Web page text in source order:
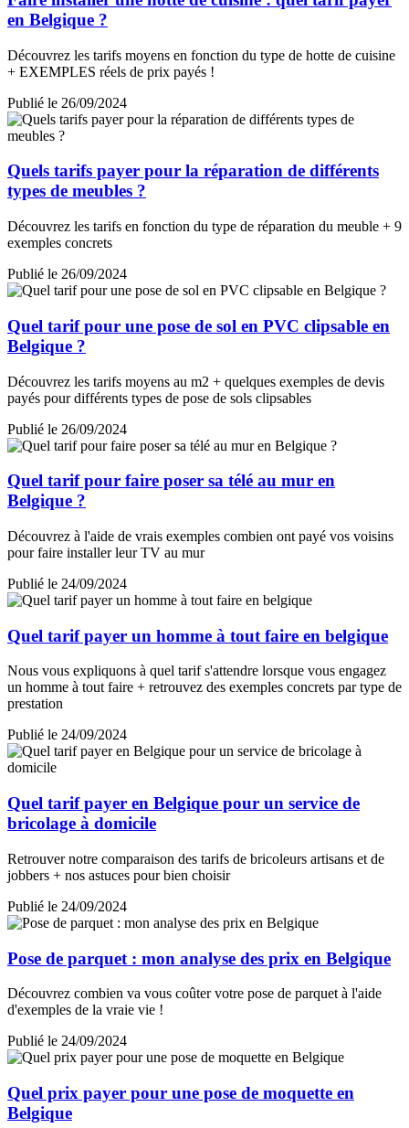
en Belgique ?
Découvrez les tarifs moyens en fonction du type de hotte de cuisine
+ EXEMPLES réels de prix payés !
Publié le 26/09/2024
Quels tarifs payer pour la réparation de différents
types de meubles ?
Découvrez les tarifs en fonction du type de réparation du meuble + 9
exemples concrets
Publié le 26/09/2024
Quel tarif pour une pose de sol en PVC clipsable en
Belgique ?
Découvrez les tarifs moyens au m2 + quelques exemples de devis
payés pour différents types de pose de sols clipsables
Publié le 26/09/2024
Quel tarif pour faire poser sa télé au mur en
Belgique ?
Découvrez à l'aide de vrais exemples combien ont payé vos voisins
pour faire installer leur TV au mur
Publié le 24/09/2024
Quel tarif payer un homme à tout faire en belgique
Nous vous expliquons à quel tarif s'attendre lorsque vous engagez
un homme à tout faire + retrouvez des exemples concrets par type de
prestation
Publié le 24/09/2024
Quel tarif payer en Belgique pour un service de
bricolage à domicile
Retrouver notre comparaison des tarifs de bricoleurs artisans et de
jobbers + nos astuces pour bien choisir
Publié le 24/09/2024
Pose de parquet : mon analyse des prix en Belgique
Découvrez combien va vous coûter votre pose de parquet à l'aide
d'exemples de la vraie vie !
Publié le 24/09/2024
Quel prix payer pour une pose de moquette en
Belgique